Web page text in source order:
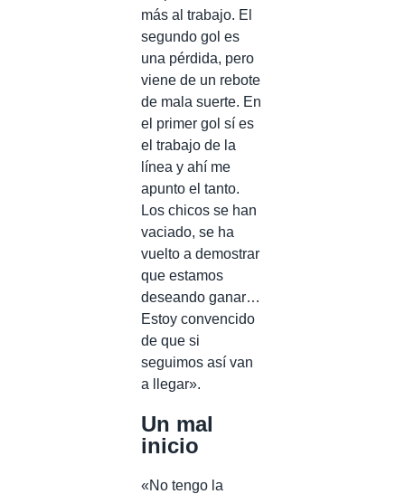
más al trabajo. El
segundo gol es
una pérdida, pero
viene de un rebote
de mala suerte. En
el primer gol sí es
el trabajo de la
línea y ahí me
apunto el tanto.
Los chicos se han
vaciado, se ha
vuelto a demostrar
que estamos
deseando ganar…
Estoy convencido
de que si
seguimos así van
a llegar».
Un mal
inicio
«No tengo la